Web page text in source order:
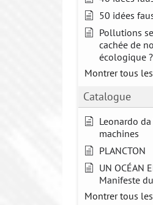
50 idées
Pollutions
cachée de
écologique ?
Montrer tous
Catalogue
Leonardo
machines
PLANCTON
UN OCÉAN
Manifeste
Montrer tous